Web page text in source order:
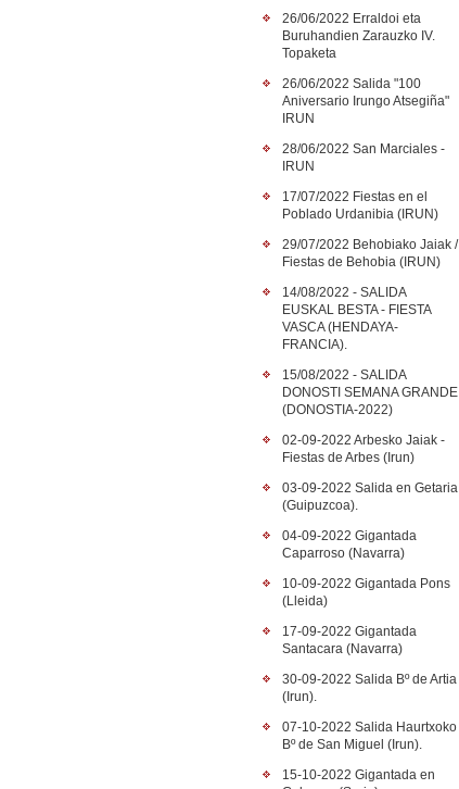
26/06/2022 Erraldoi eta
Buruhandien Zarauzko IV.
Topaketa
26/06/2022 Salida "100
Aniversario Irungo Atsegiña"
IRUN
28/06/2022 San Marciales -
IRUN
17/07/2022 Fiestas en el
Poblado Urdanibia (IRUN)
29/07/2022 Behobiako Jaiak /
Fiestas de Behobia (IRUN)
14/08/2022 - SALIDA
EUSKAL BESTA - FIESTA
VASCA (HENDAYA-
FRANCIA).
15/08/2022 - SALIDA
DONOSTI SEMANA GRANDE
(DONOSTIA-2022)
02-09-2022 Arbesko Jaiak -
Fiestas de Arbes (Irun)
03-09-2022 Salida en Getaria
(Guipuzcoa).
04-09-2022 Gigantada
Caparroso (Navarra)
10-09-2022 Gigantada Pons
(Lleida)
17-09-2022 Gigantada
Santacara (Navarra)
30-09-2022 Salida Bº de Artia
(Irun).
07-10-2022 Salida Haurtxoko
Bº de San Miguel (Irun).
15-10-2022 Gigantada en